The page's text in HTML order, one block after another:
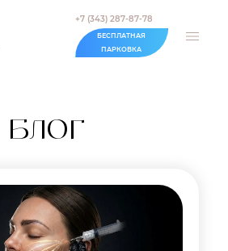
БЕСПЛАТНАЯ
ПАРКОВКА
+7 (343) 287-87-78
БЛОГ